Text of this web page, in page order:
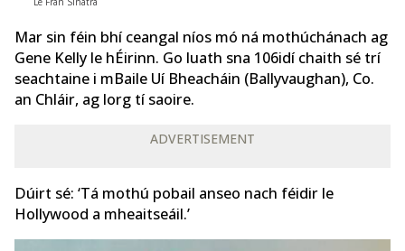
Mar sin féin bhí ceangal níos mó ná mothúchánach ag
Gene Kelly le hÉirinn. Go luath sna 106idí chaith sé trí
seachtaine i mBaile Uí Bheacháin (Ballyvaughan), Co.
an Chláir, ag lorg tí saoire.
ADVERTISEMENT
Dúirt sé: ‘Tá mothú pobail anseo nach féidir le
Hollywood a mheaitseáil.’